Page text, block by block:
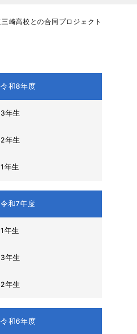
崎高校との合同プロジェクト
令和8年度
3年生
2年生
1年生
令和7年度
1年生
3年生
2年生
令和6年度